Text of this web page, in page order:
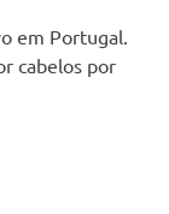
em Portugal.
cabelos por